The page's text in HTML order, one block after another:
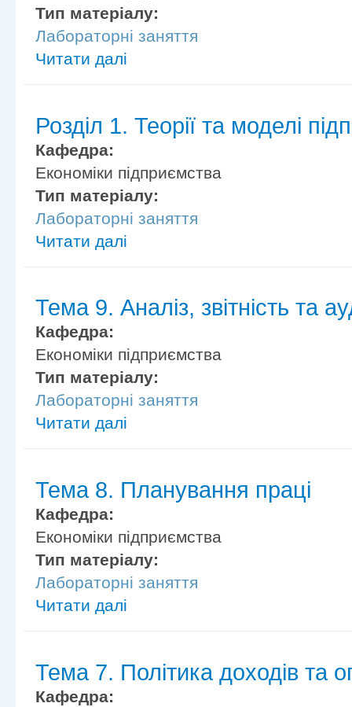
Тип матеріалу:
Лабораторні заняття
Читати далі
Розділ 1. Теорії та моделі
Кафедра:
Економіки підприємства
Тип матеріалу:
Лабораторні заняття
Читати далі
Тема 9. Аналіз, звітність та
Кафедра:
Економіки підприємства
Тип матеріалу:
Лабораторні заняття
Читати далі
Тема 8. Планування праці
Кафедра:
Економіки підприємства
Тип матеріалу:
Лабораторні заняття
Читати далі
Тема 7. Політика доходів та
Кафедра: